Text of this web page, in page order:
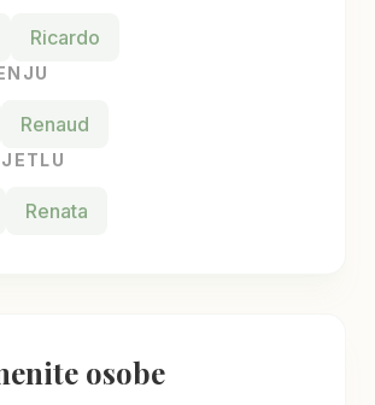
Ricardo
Renaud
Renata
osobe